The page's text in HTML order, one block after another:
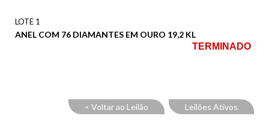
LOTE 1
ANEL COM 76 DIAMANTES EM OURO 19,2 KL
TERMINADO
< Voltar ao Leilão Leilões Ativos